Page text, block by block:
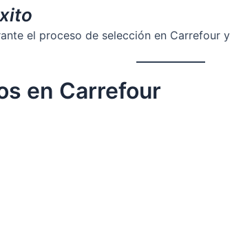
el proceso de selección en Carrefour
en Carrefour